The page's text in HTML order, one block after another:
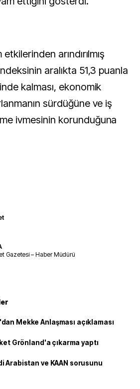
arındırılmış
aralıkta 51,3 puanla
kalması, ekonomik
sürdüğüne ve iş
ivmesinin korunduğuna
Gazetesi – Haber Müdürü
Mekke Anlaşması açıklaması
Grönland'a çıkarma yaptı
Arabistan ve KAAN sorusunu